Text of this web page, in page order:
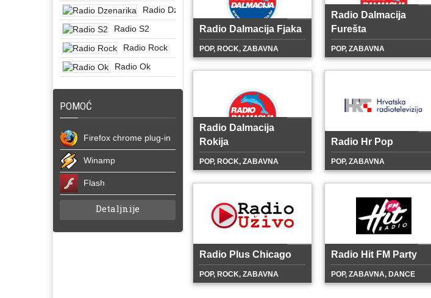
Radio Dzenarika
Radio S2
Radio Rock
Radio Ok
POMOĆ
Firefox chrome plug-in
Winamp
Flash
Detaljnije
Radio Dalmacija Fjaka
POP, ROCK, ZABAVNA
Radio Dalmacija
Furešta
POP, ZABAVNA
Radio Dalmacija
Rokija
POP, ROCK, ZABAVNA
Radio Hr Pop
POP, ZABAVNA
Radio Plus Chicago
POP, ROCK, ZABAVNA
Radio Hit FM Party
POP, ZABAVNA, DANCE